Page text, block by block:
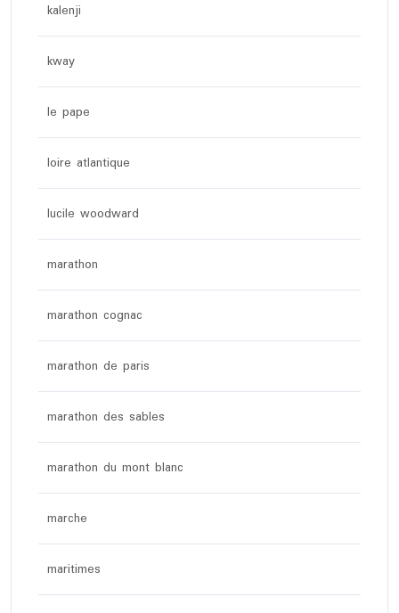
kalenji
kway
le pape
loire atlantique
lucile woodward
marathon
marathon cognac
marathon de paris
marathon des sables
marathon du mont blanc
marche
maritimes